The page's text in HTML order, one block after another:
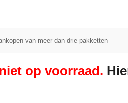
van meer dan drie pakketten
niet op voorraad.